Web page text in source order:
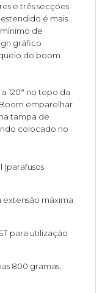
e três secções
é mais
de
gráfico
do boom
120° no topo da
emparelhar
tampa de
colocado no
(parafusos
extensão máxima
para utilização
800 gramas,